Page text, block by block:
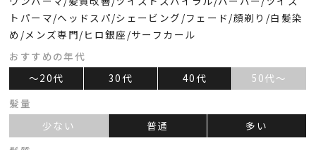
トパーマ/ヘッドスパ/シェービング/フェード/顔剃り/白髪染
め/メンズ専門/ヒロ銀座/サーフカール
おすすめの年代
～20代
30代 40代
50代～
髪量
少ない
普通
多い